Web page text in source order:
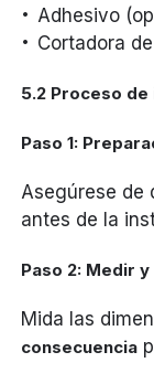
Adhesivo
Cortadora
5.2 Proceso
Paso 1:
Asegúrese de
antes de la
Paso 2: Medir
Mida las
consecuencia